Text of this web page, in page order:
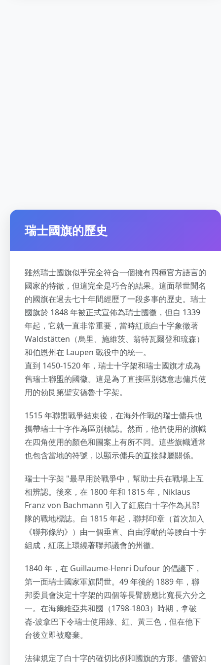
瑞士國旗的歷史
雖然瑞士國旗似乎完全符合一個擁有四種官方語言的
國家的特徵，但這完全是巧合的結果。這面舉世聞名
的國旗在過去七十年間經歷了一段多事的歷史。瑞士
國旗於 1848 年被正式宣佈為瑞士國徽，但自 1339
年起，它就一直非常重要，當時紅底白十字象徵著
Waldstätten（烏里、施維茨、翁特瓦爾登和琉森）
和伯恩州在 Laupen 戰役中的統一。
直到 1450-1520 年，瑞士十字架和瑞士國旗才成為
舊瑞士聯盟的國徽。這是為了直接區別德意志傭兵使
用的勃艮第聖安德魯十字架。
1515 年聯盟戰爭結束後，在海外作戰的瑞士傭兵也
攜帶瑞士十字作為區別標誌。然而，他們使用的旗幟
在四角使用的顏色和圖案上有所不同。這些旗幟通常
也包含當地的符號，以顯示傭兵的直接隸屬關係。
瑞士十字架 "最早用於戰爭中，幫助士兵在戰場上互
相辨認。後來，在 1800 年和 1815 年，Niklaus
Franz von Bachmann 引入了紅底白十字作為其部
隊的戰地標誌。自 1815 年起，聯邦印章（首次加入
《聯邦條約》）由一個垂直、自由浮動的等腰白十字
組成，紅底上環繞著聯邦議會的州徽。
1840 年，在 Guillaume-Henri Dufour 的倡議下，
第一面瑞士國家軍旗問世。49 年後的 1889 年，聯
邦委員會決定十字架的四個等長臂膀應比寬長六分之
一。在海爾維亞共和國（1798-1803）時期，拿破
崙-波拿巴下令瑞士使用綠、紅、黃三色，但在他下
台後立即被廢棄。
法律規定了白十字的確切比例和國旗的方形。儘管如